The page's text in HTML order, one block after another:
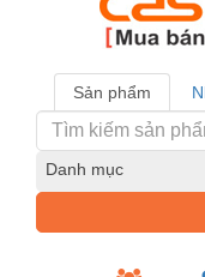
Sản phẩm
Danh mục